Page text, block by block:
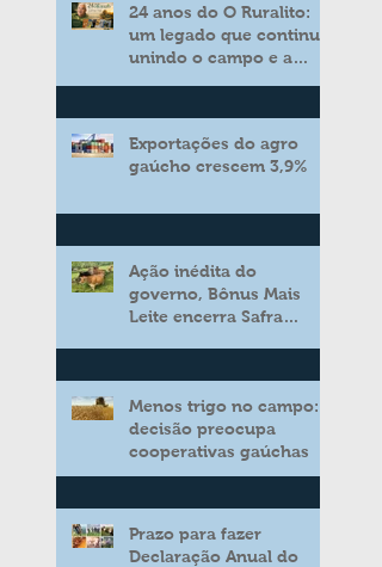
24 anos do O Ruralito:
um legado que continua
unindo o campo e a
Exportações do agro
gaúcho crescem 3,9%
Ação inédita do
governo, Bônus Mais
Leite encerra Safra
aos produtores de leite
Menos trigo no campo:
decisão preocupa
cooperativas gaúchas
Prazo para fazer
Declaração Anual do